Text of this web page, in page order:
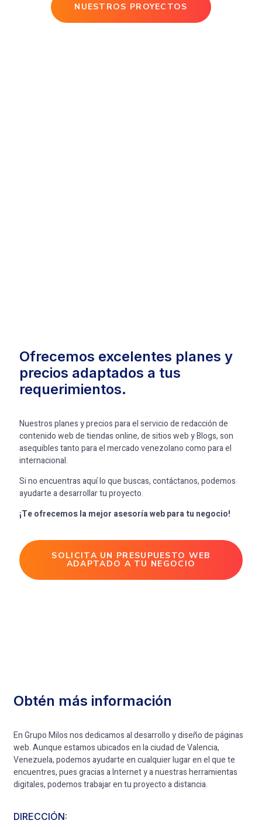
NUESTROS PROYECTOS
Ofrecemos excelentes planes y
precios adaptados a tus
requerimientos.
Nuestros planes y precios para el servicio de redacción de
contenido web de tiendas online, de sitios web y Blogs, son
asequibles tanto para el mercado venezolano como para el
internacional.
Si no encuentras aquí lo que buscas, contáctanos, podemos
ayudarte a desarrollar tu proyecto.
¡Te ofrecemos la mejor asesoría web para tu negocio!
SOLICITA UN PRESUPUESTO WEB
ADAPTADO A TU NEGOCIO
Obtén más información
En Grupo Milos nos dedicamos al desarrollo y diseño de páginas
web. Aunque estamos ubicados en la ciudad de Valencia,
Venezuela, podemos ayudarte en cualquier lugar en el que te
encuentres, pues gracias a Internet y a nuestras herramientas
digitales, podemos trabajar en tu proyecto a distancia.
DIRECCIÓN: